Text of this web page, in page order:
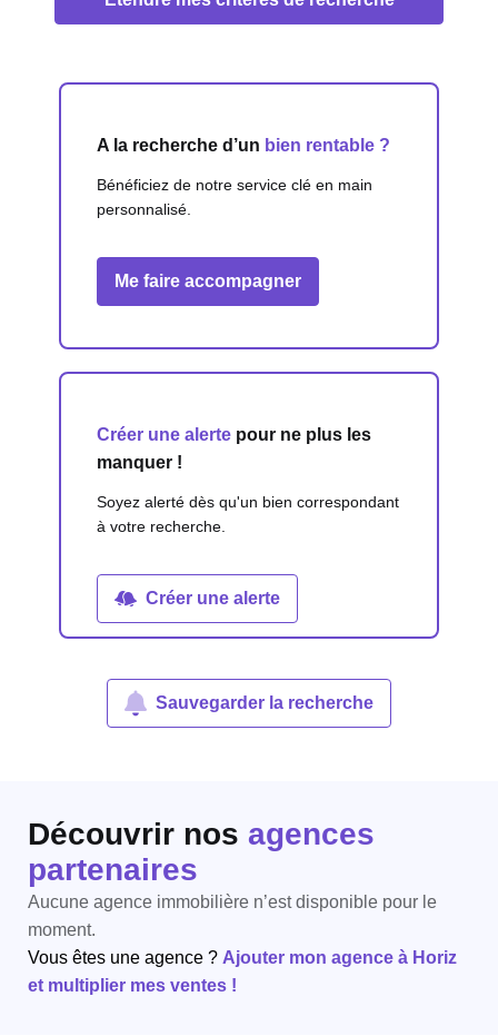
A la recherche d’un bien rentable ?
Bénéficiez de notre service clé en main
personnalisé.
Me faire accompagner
Créer une alerte pour ne plus les
manquer !
Soyez alerté dès qu'un bien correspondant
à votre recherche.
Créer une alerte
Sauvegarder la recherche
Découvrir nos agences
partenaires
Aucune agence immobilière n’est disponible pour le
moment.
Vous êtes une agence ? Ajouter mon agence à Horiz
et multiplier mes ventes !